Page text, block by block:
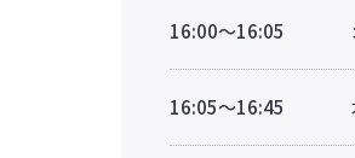
16:00～16:05
16:05～16:45